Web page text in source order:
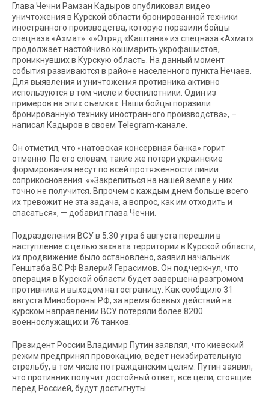
Глава Чечни Рамзан Кадыров опубликовал видео
уничтожения в Курской области бронированной техники
иностранного производства, которую поразили бойцы
спецназа «Ахмат». «»Отряд «Каштана» из спецназа «Ахмат»
продолжает настойчиво кошмарить укрофашистов,
проникнувших в Курскую область. На данный момент
события развиваются в районе населенного пункта Нечаев.
Для выявления и уничтожения противника активно
используются в том числе и беспилотники. Один из
примеров на этих съемках. Наши бойцы поразили
бронированную технику иностранного производства», –
написал Кадыров в своем Telegram-канале.
Он отметил, что «натовская консервная банка» горит
отменно. По его словам, такие же потери украинские
формирования несут по всей протяженности линии
соприкосновения. «»Закрепиться на нашей земле у них
точно не получится. Впрочем с каждым днем больше всего
их тревожит не эта задача, а вопрос, как им отходить и
спасаться», — добавил глава Чечни.
Подразделения ВСУ в 5:30 утра 6 августа перешли в
наступление с целью захвата территории в Курской области,
их продвижение было остановлено, заявил начальник
Генштаба ВС РФ Валерий Герасимов. Он подчеркнул, что
операция в Курской области будет завершена разгромом
противника и выходом на госграницу. Как сообщило 31
августа Минобороны РФ, за время боевых действий на
курском направлении ВСУ потеряли более 8200
военнослужащих и 76 танков.
Президент России Владимир Путин заявлял, что киевский
режим предпринял провокацию, ведет неизбирательную
стрельбу, в том числе по гражданским целям. Путин заявил,
что противник получит достойный ответ, все цели, стоящие
перед Россией, будут достигнуты.